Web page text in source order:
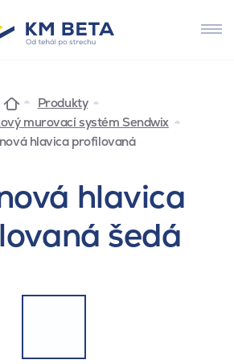
Produkty
murovací systém Sendwix
hlavica profilovaná
hlavica
šedá